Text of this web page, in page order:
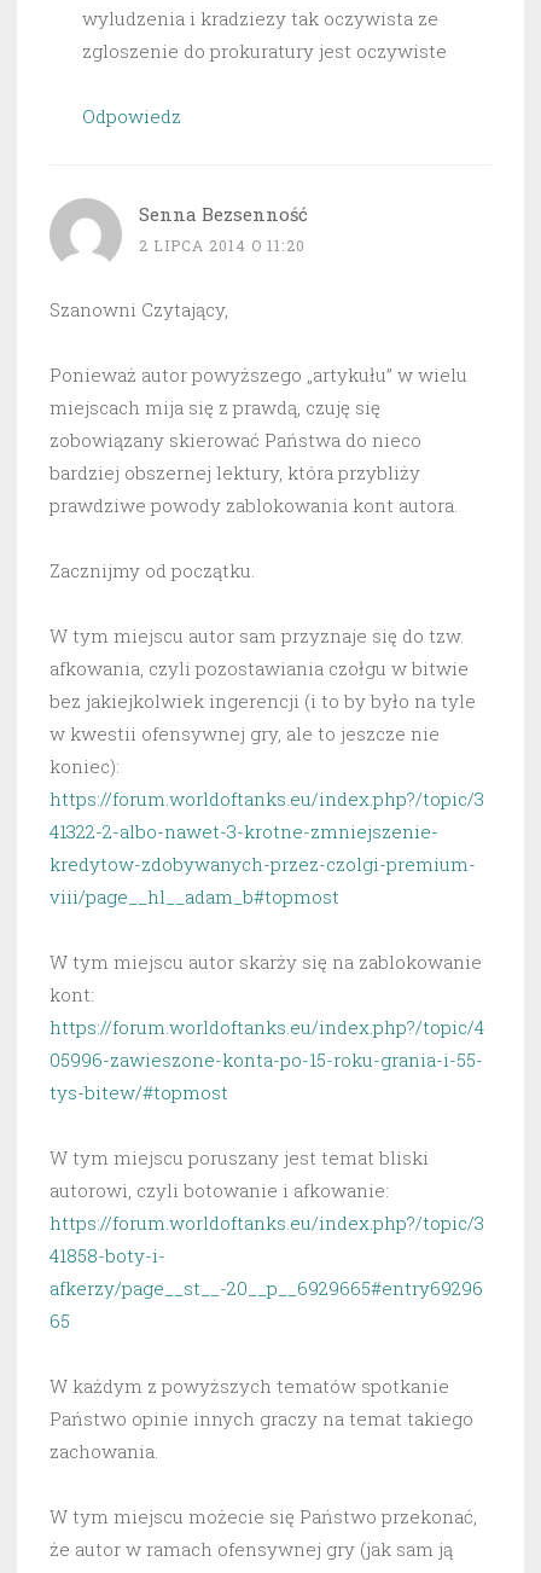
wyludzenia i kradziezy tak oczywista ze
zgloszenie do prokuratury jest oczywiste
Odpowiedz
Senna Bezsenność
2 LIPCA 2014 O 11:20
Szanowni Czytający,
Ponieważ autor powyższego „artykułu” w wielu
miejscach mija się z prawdą, czuję się
zobowiązany skierować Państwa do nieco
bardziej obszernej lektury, która przybliży
prawdziwe powody zablokowania kont autora.
Zacznijmy od początku.
W tym miejscu autor sam przyznaje się do tzw.
afkowania, czyli pozostawiania czołgu w bitwie
bez jakiejkolwiek ingerencji (i to by było na tyle
w kwestii ofensywnej gry, ale to jeszcze nie
koniec):
https://forum.worldoftanks.eu/index.php?/topic/3
41322-2-albo-nawet-3-krotne-zmniejszenie-
kredytow-zdobywanych-przez-czolgi-premium-
viii/page__hl__adam_b#topmost
W tym miejscu autor skarży się na zablokowanie
kont:
https://forum.worldoftanks.eu/index.php?/topic/4
05996-zawieszone-konta-po-15-roku-grania-i-55-
tys-bitew/#topmost
W tym miejscu poruszany jest temat bliski
autorowi, czyli botowanie i afkowanie:
https://forum.worldoftanks.eu/index.php?/topic/3
41858-boty-i-
afkerzy/page__st__-20__p__6929665#entry69296
65
W każdym z powyższych tematów spotkanie
Państwo opinie innych graczy na temat takiego
zachowania.
W tym miejscu możecie się Państwo przekonać,
że autor w ramach ofensywnej gry (jak sam ją